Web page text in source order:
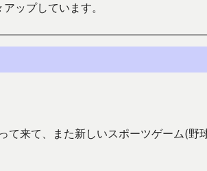
ップしています。
て来て、また新しいスポーツゲーム(野